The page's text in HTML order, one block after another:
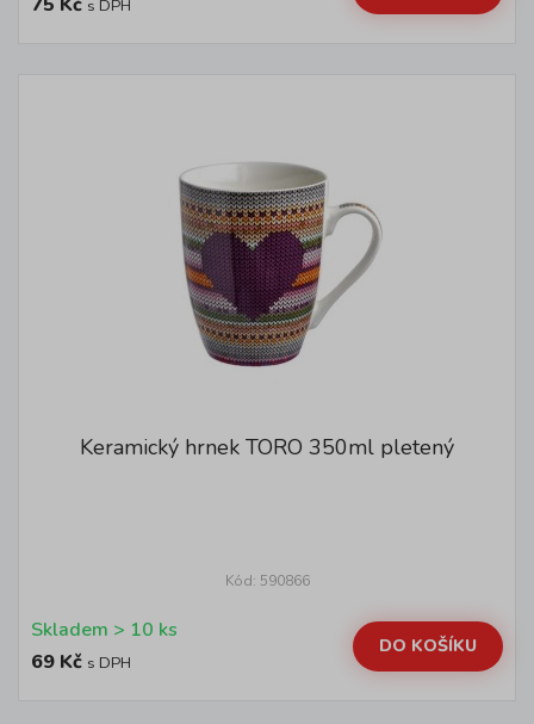
s DPH
Keramický hrnek TORO 350ml pletený
Kód: 590866
Skladem > 10 ks
69 Kč s DPH
DO KOŠÍKU